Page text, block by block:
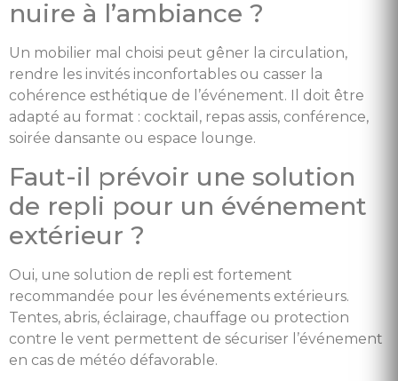
nuire à l’ambiance ?
Un mobilier mal choisi peut gêner la circulation,
rendre les invités inconfortables ou casser la
cohérence esthétique de l’événement. Il doit être
adapté au format : cocktail, repas assis, conférence,
soirée dansante ou espace lounge.
Faut-il prévoir une solution
de repli pour un événement
extérieur ?
Oui, une solution de repli est fortement
recommandée pour les événements extérieurs.
Tentes, abris, éclairage, chauffage ou protection
contre le vent permettent de sécuriser l’événement
en cas de météo défavorable.